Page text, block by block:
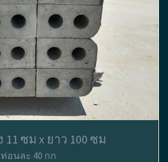
11 ซม x ยาว 100 ซม
อนละ 40 กก